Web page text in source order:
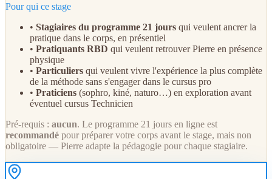
Pour qui ce stage
• Stagiaires du programme 21 jours qui veulent ancrer la
pratique dans le corps, en présentiel
• Pratiquants RBD qui veulent retrouver Pierre en présence
physique
• Particuliers qui veulent vivre l'expérience la plus complète
de la méthode sans s'engager dans le cursus pro
• Praticiens (sophro, kiné, naturo…) en exploration avant
éventuel cursus Technicien
Pré-requis : aucun. Le programme 21 jours en ligne est
recommandé pour préparer votre corps avant le stage, mais non
obligatoire — Pierre adapte la pédagogie pour chaque stagiaire.